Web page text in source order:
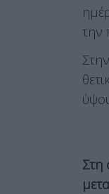
την
Στη